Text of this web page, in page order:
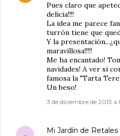
Pues claro que
delicia!!!!
La idea me parece
turrón tiene que
Y la
maravillosa!!!!!
Me ha encantado!
navidades! A ver si
famosa la "Tarta
Un beso!
3 de diciembre de 2013 a
Mi Jardín de Retales